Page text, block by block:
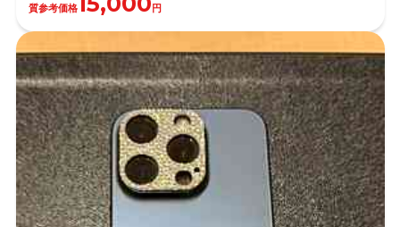
質参考価格 円